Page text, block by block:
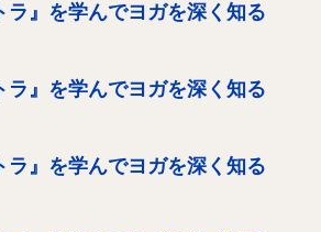
ラ』を学んでヨガを深く知る
ラ』を学んでヨガを深く知る
ラ』を学んでヨガを深く知る